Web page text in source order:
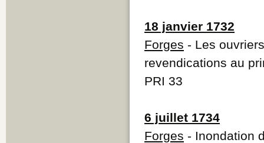
18 janvier 1732
Forges - Les
revendications au
PRI 33
6 juillet 1734
Forges - Inondation